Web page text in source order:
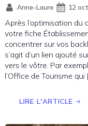
Anne-Laure 12
Après l’optimisation
votre fiche
concentrer sur vos
s’agit d’un lien ajouté
vers le vôtre. Par
l’Office de Tourisme qui
LIRE L'ARTICLE